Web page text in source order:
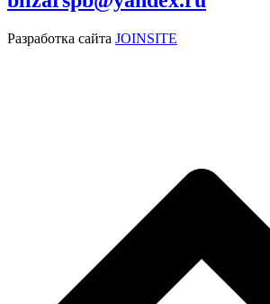
Разработка сайта JOINSITE